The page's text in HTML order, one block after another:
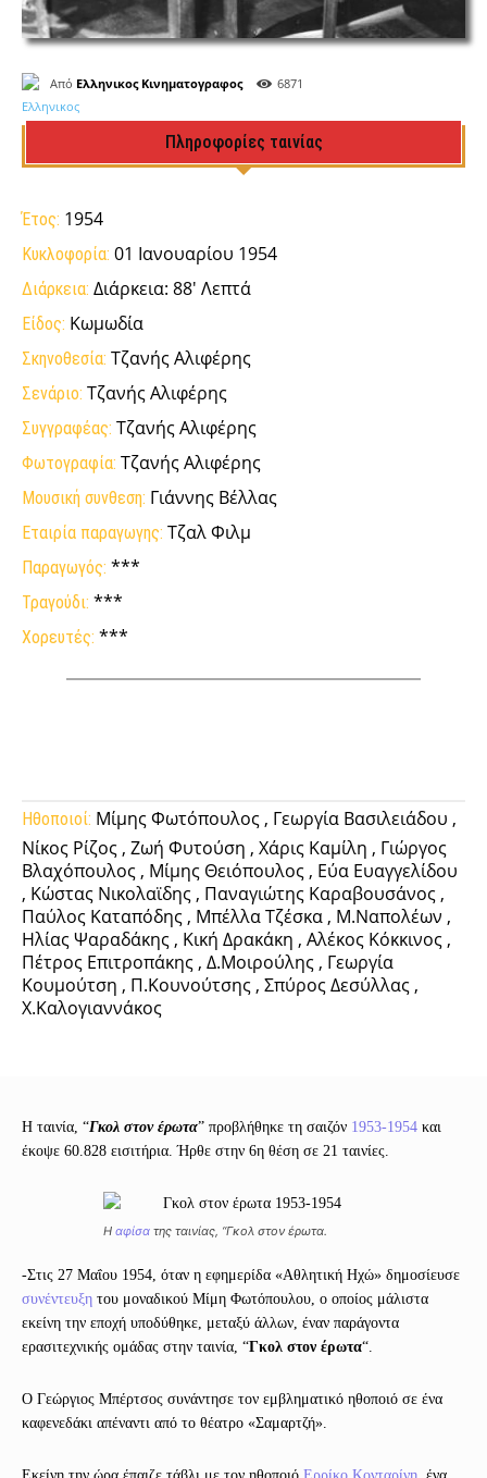
Από Ελληνικος Κινηματογραφος 6871
Πληροφορίες ταινίας
Έτος: 1954
Κυκλοφορία: 01 Ιανουαρίου 1954
Διάρκεια: Διάρκεια: 88' Λεπτά
Είδος: Κωμωδία
Σκηνοθεσία: Τζανής Αλιφέρης
Σενάριο: Τζανής Αλιφέρης
Συγγραφέας: Τζανής Αλιφέρης
Φωτογραφία: Τζανής Αλιφέρης
Μουσική συνθεση: Γιάννης Βέλλας
Εταιρία παραγωγης: Τζαλ Φιλμ
Παραγωγός: ***
Τραγούδι: ***
Χορευτές: ***
Ηθοποιοί: Μίμης Φωτόπουλος , Γεωργία Βασιλειάδου ,
Νίκος Ρίζος , Ζωή Φυτούση , Χάρις Καμίλη , Γιώργος
Βλαχόπουλος , Μίμης Θειόπουλος , Εύα Ευαγγελίδου
, Κώστας Νικολαϊδης , Παναγιώτης Καραβουσάνος ,
Παύλος Καταπόδης , Μπέλλα Τζέσκα , Μ.Ναπολέων ,
Ηλίας Ψαραδάκης , Κική Δρακάκη , Αλέκος Κόκκινος ,
Πέτρος Επιτροπάκης , Δ.Μοιρούλης , Γεωργία
Κουμούτση , Π.Κουνούτσης , Σπύρος Δεσύλλας ,
Χ.Καλογιαννάκος
Η ταινία, “Γκολ στον έρωτα” προβλήθηκε τη σαιζόν 1953-1954 και
έκοψε 60.828 εισιτήρια. Ήρθε στην 6η θέση σε 21 ταινίες.
Η αφίσατης ταινίας, “Γκολ στον έρωτα.
-Στις 27 Μαΐου 1954, όταν η εφημερίδα «Αθλητική Ηχώ» δημοσίευσε
συνέντευξη του μοναδικού Μίμη Φωτόπουλου, ο οποίος μάλιστα
εκείνη την εποχή υποδύθηκε, μεταξύ άλλων, έναν παράγοντα
ερασιτεχνικής ομάδας στην ταινία, “Γκολ στον έρωτα“.
Ο Γεώργιος Μπέρτσος συνάντησε τον εμβληματικό ηθοποιό σε ένα
καφενεδάκι απέναντι από το θέατρο «Σαμαρτζή».